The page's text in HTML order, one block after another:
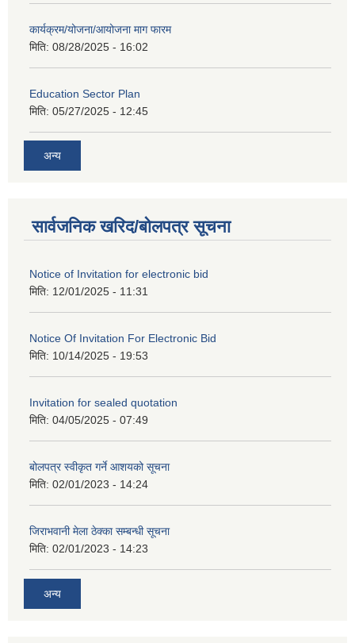
कार्यक्रम/योजना/आयोजना माग फारम
मिति: 08/28/2025 - 16:02
Education Sector Plan
मिति: 05/27/2025 - 12:45
अन्य
सार्वजनिक खरिद/बोलपत्र सूचना
Notice of Invitation for electronic bid
मिति: 12/01/2025 - 11:31
Notice Of Invitation For Electronic Bid
मिति: 10/14/2025 - 19:53
Invitation for sealed quotation
मिति: 04/05/2025 - 07:49
बोलपत्र स्वीकृत गर्ने आशयको सूचना
मिति: 02/01/2023 - 14:24
जिराभवानी मेला ठेक्का सम्बन्धी सूचना
मिति: 02/01/2023 - 14:23
अन्य